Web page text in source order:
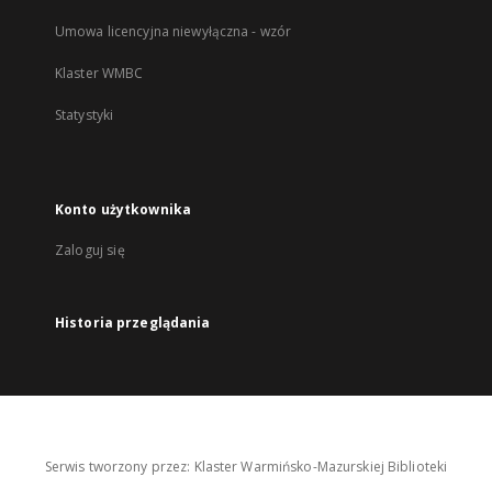
Umowa licencyjna niewyłączna - wzór
Klaster WMBC
Statystyki
Konto użytkownika
Zaloguj się
Historia przeglądania
Serwis tworzony przez: Klaster Warmińsko-Mazurskiej Biblioteki